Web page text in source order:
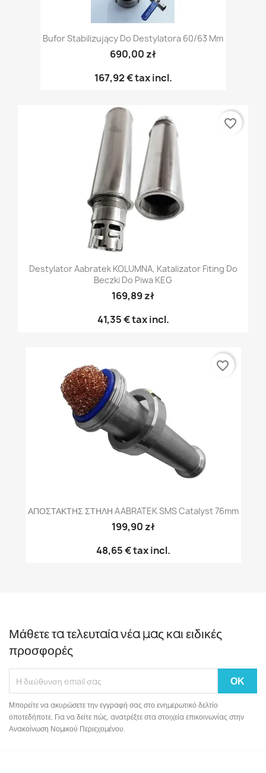
Bufor Stabilizujący Do Destylatora 60/63 Mm
690,00 zł
167,92 €tax incl.
Destylator Aabratek KOLUMNA, Katalizator Fiting Do
Beczki Do Piwa KEG
169,89 zł
41,35 €tax incl.
favorite_border
ΑΠΟΣΤΑΚΤΗΣ ΣΤΗΛΗ AABRATEK SMS Catalyst 76mm
199,90 zł
48,65 €tax incl.
favorite_border
Μάθετε τα τελευταία νέα μας και ειδικές
προσφορές
Μπορείτε να ακυρώσετε την εγγραφή σας στο ενημερωτικό δελτίο
οποτεδήποτε. Για να δείτε πώς, ανατρέξτε στα στοιχεία επικοινωνίας στην
Ανακοίνωση Νομικού Περιεχομένου.